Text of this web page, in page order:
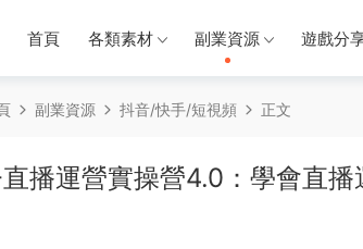
首頁 各類素材 副業資源 遊戲分
副業資源 抖音/快手/短視頻 正文
播運營實操營4.0：學會直